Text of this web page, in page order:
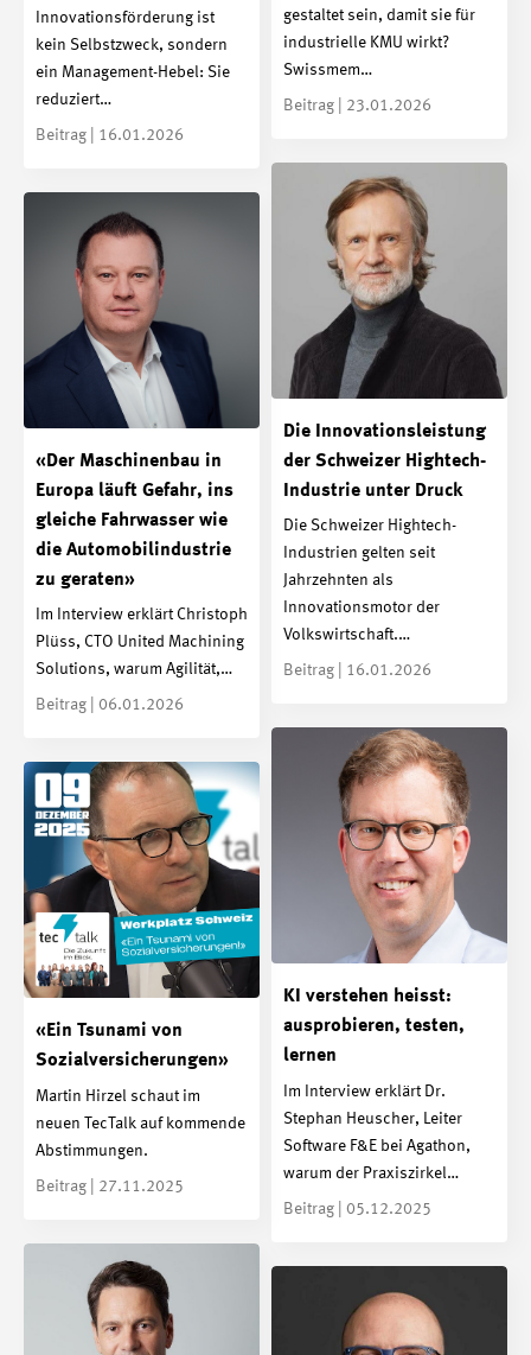
gestaltet sein, damit sie für
industrielle KMU wirkt?
Swissmem…
Beitrag | 23.01.2026
Innovationsförderung ist
kein Selbstzweck, sondern
ein Management-Hebel: Sie
reduziert…
Beitrag | 16.01.2026
Die Innovationsleistung
der Schweizer Hightech-
Industrie unter Druck
Die Schweizer Hightech-
Industrien gelten seit
Jahrzehnten als
Innovationsmotor der
Volkswirtschaft.…
Beitrag | 16.01.2026
«Der Maschinenbau in
Europa läuft Gefahr, ins
gleiche Fahrwasser wie
die Automobilindustrie
zu geraten»
Im Interview erklärt Christoph
Plüss, CTO United Machining
Solutions, warum Agilität,…
Beitrag | 06.01.2026
KI verstehen heisst:
ausprobieren, testen,
lernen
Im Interview erklärt Dr.
Stephan Heuscher, Leiter
Software F&E bei Agathon,
warum der Praxiszirkel…
Beitrag | 05.12.2025
«Ein Tsunami von
Sozialversicherungen»
Martin Hirzel schaut im
neuen TecTalk auf kommende
Abstimmungen.
Beitrag | 27.11.2025